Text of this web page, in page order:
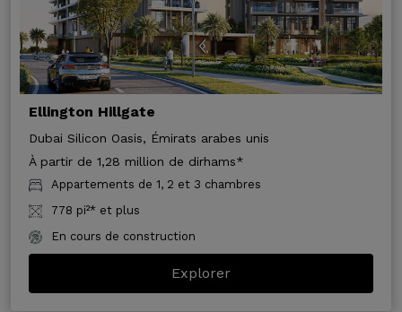
Ellington Hillgate
Dubai Silicon Oasis, Émirats arabes unis
À partir de 1,28 million de dirhams*
Appartements de 1, 2 et 3 chambres
778 pi²* et plus
En cours de construction
Explorer